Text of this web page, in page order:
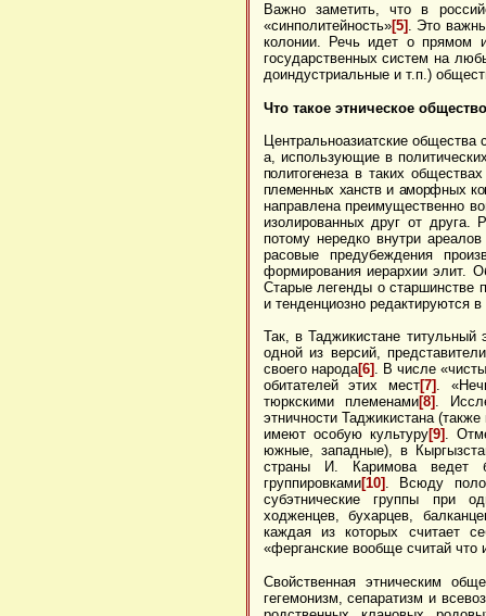
Важно заметить, что в
«синполитейность»[5] . Это
колонии. Речь идет о прямом
государственных систем на
доиндустриальные и т.п.)
Что такое этническое общество
Центральноазиатские
а, использующие в
политогенеза в таких
племенных ханств и аморфных
направлена преимущественно
изолированных друг от друга.
потому нередко внутри
расовые предубеждения
формирования иерархии элит.
Старые легенды о старшинстве
и тенденциозно редактируются
Так, в Таджикистане
одной из версий,
своего народа[6] . В числе
обитателей этих мест[7] .
тюркскими племенами[8] .
этничности Таджикистана
имеют особую культуру[9] .
южные, западные), в
страны И. Каримова ведет
группировками[10] . Всюду
субэтнические группы при
ходженцев, бухарцев,
каждая из которых считает
«ферганские вообще считай что
Свойственная этническим
гегемонизм, сепаратизм и